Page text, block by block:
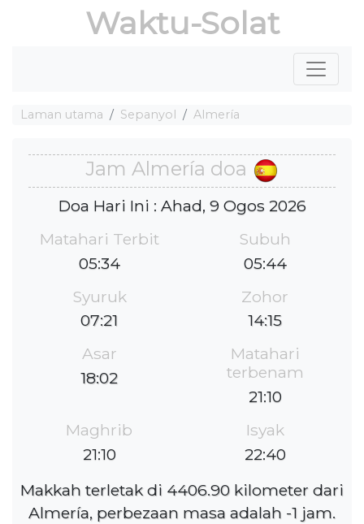
Waktu-Solat
Laman utama Sepanyol Almería
Jam Almería doa
Doa Hari Ini : Ahad, 9 Ogos 2026
Matahari Terbit
05:34
Subuh
05:44
Syuruk
07:21
Zohor
14:15
Asar
18:02
Matahari
terbenam
21:10
Maghrib
21:10
Isyak
22:40
Makkah terletak di 4406.90 kilometer dari
Almería, perbezaan masa adalah -1 jam.